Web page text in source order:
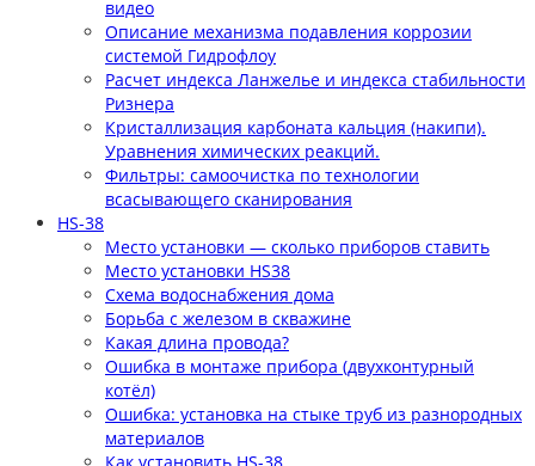
видео
Описание механизма подавления коррозии
системой Гидрофлоу
Расчет индекса Ланжелье и индекса стабильности
Ризнера
Кристаллизация карбоната кальция (накипи).
Уравнения химических реакций.
Фильтры: самоочистка по технологии
всасывающего сканирования
HS-38
Место установки — сколько приборов ставить
Место установки HS38
Схема водоснабжения дома
Борьба с железом в скважине
Какая длина провода?
Ошибка в монтаже прибора (двухконтурный
котёл)
Ошибка: установка на стыке труб из разнородных
материалов